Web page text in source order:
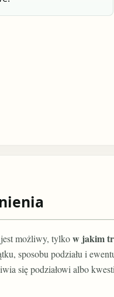
jest możliwy, tylkow jakim
sposobu podziału i
się podziałowi albo